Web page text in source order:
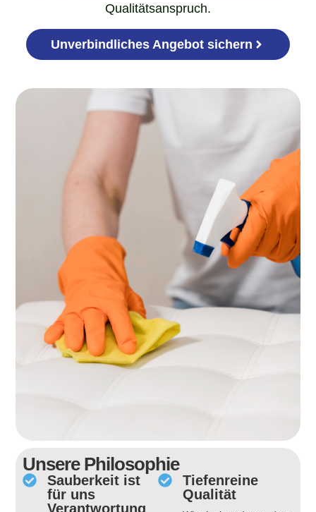
Qualitätsanspruch.
Unverbindliches Angebot sichern
Unsere Philosophie
Sauberkeit ist
für uns
Verantwortung
Tiefenreine
Qualität